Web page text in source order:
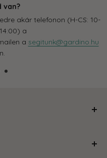
van?
akár telefonon (H-CS: 10-
a
a segitunk@gardino.hu
kerted olyan legyen,